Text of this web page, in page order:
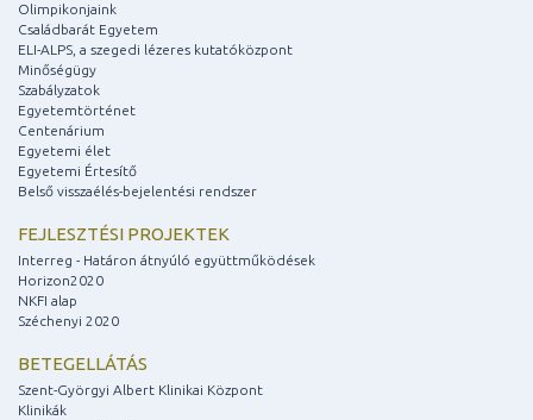
Olimpikonjaink
Családbarát Egyetem
ELI-ALPS, a szegedi lézeres kutatóközpont
Minőségügy
Szabályzatok
Egyetemtörténet
Centenárium
Egyetemi élet
Egyetemi Értesítő
Belső visszaélés-bejelentési rendszer
FEJLESZTÉSI PROJEKTEK
Interreg - Határon átnyúló együttműködések
Horizon2020
NKFI alap
Széchenyi 2020
BETEGELLÁTÁS
Szent-Györgyi Albert Klinikai Központ
Klinikák